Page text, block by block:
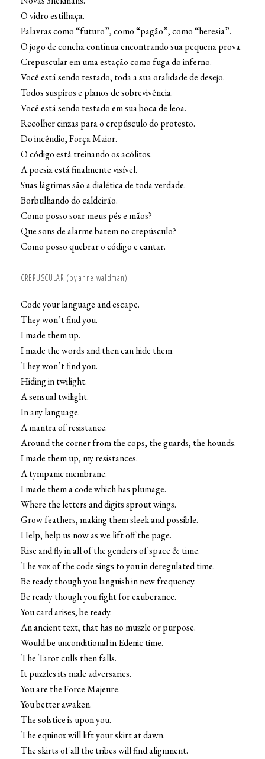
O vidro estilhaça.
Palavras como “futuro”, como “pagão”, como “heresia”.
O jogo de concha continua encontrando sua pequena prova.
Crepuscular em uma estação como fuga do inferno.
Você está sendo testado, toda a sua oralidade de desejo.
Todos suspiros e planos de sobrevivência.
Você está sendo testado em sua boca de leoa.
Recolher cinzas para o crepúsculo do protesto.
Do incêndio, Força Maior.
O código está treinando os acólitos.
A poesia está finalmente visível.
Suas lágrimas são a dialética de toda verdade.
Borbulhando do caldeirão.
Como posso soar meus pés e mãos?
Que sons de alarme batem no crepúsculo?
Como posso quebrar o código e cantar.
CREPUSCULAR (by anne waldman)
Code your language and escape.
They won’t find you.
I made them up.
I made the words and then can hide them.
They won’t find you.
Hiding in twilight.
A sensual twilight.
In any language.
A mantra of resistance.
Around the corner from the cops, the guards, the hounds.
I made them up, my resistances.
A tympanic membrane.
I made them a code which has plumage.
Where the letters and digits sprout wings.
Grow feathers, making them sleek and possible.
Help, help us now as we lift off the page.
Rise and fly in all of the genders of space & time.
The vox of the code sings to you in deregulated time.
Be ready though you languish in new frequency.
Be ready though you fight for exuberance.
You card arises, be ready.
An ancient text, that has no muzzle or purpose.
Would be unconditional in Edenic time.
The Tarot culls then falls.
It puzzles its male adversaries.
You are the Force Majeure.
You better awaken.
The solstice is upon you.
The equinox will lift your skirt at dawn.
The skirts of all the tribes will find alignment.